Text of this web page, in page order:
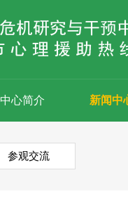
中心简介 新闻中
参观交流